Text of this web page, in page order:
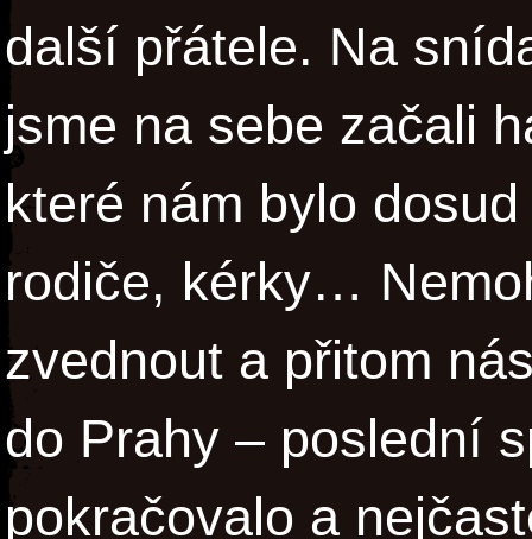
další přátele. Na
jsme na sebe začali
které nám bylo
rodiče, kérky…
zvednout a přitom
do Prahy – poslední
pokračovalo a